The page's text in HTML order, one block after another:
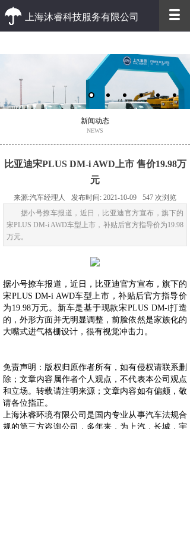
上海沐睿科技服务有限公司
优质的客户服务 高效的办事效率
新闻动态
NEWS
比亚迪宋PLUS DM-i AWD上市 售价19.98万
元
来源:汽车经理人 发布时间: 2021-10-09 547 次浏览
据小号撩车报道，近日，比亚迪官方宣布，旗下的
宋PLUS DM-i AWD车型上市，补贴后官方指导价为19.98
万元。
据小号撩车报道，近日，比亚迪官方宣布，旗下的
宋PLUS DM-i AWD车型上市，补贴后官方指导价
为19.98万元。新车是基于现款宋PLUS DM-i打造
的，外形方面并无明显调整，前脸依然是家族化的
大嘴式进气格栅设计，很有视觉冲击力。
免责声明：版权归原作者所有，如有侵权请联系删
除；文章内容属作者个人观点，不代表本公司观点
和立场。转载请注明来源；文章内容如有偏颇，敬
请各位指正。
上海沐睿环境有限公司是国内专业从事汽车法规合
规的第三方咨询公司，多年来，为上汽，长城，宇